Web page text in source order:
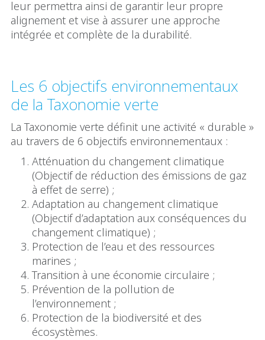
leur permettra ainsi de garantir leur propre
alignement et vise à assurer une approche
intégrée et complète de la durabilité.
Les 6 objectifs environnementaux
de la Taxonomie verte
La Taxonomie verte définit une activité « durable »
au travers de 6 objectifs environnementaux :
Atténuation du changement climatique
(Objectif de réduction des émissions de gaz
à effet de serre) ;
Adaptation au changement climatique
(Objectif d’adaptation aux conséquences du
changement climatique) ;
Protection de l’eau et des ressources
marines ;
Transition à une économie circulaire ;
Prévention de la pollution de
l’environnement ;
Protection de la biodiversité et des
écosystèmes.